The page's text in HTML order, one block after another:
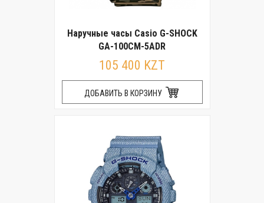
Наручные часы Casio G-SHOCK
GA-100CM-5ADR
105 400 KZT
ДОБАВИТЬ В КОРЗИНУ